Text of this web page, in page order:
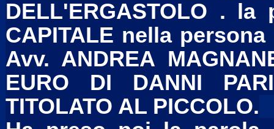
DELL'ERGASTOLO .
CAPITALE nella
Avv. ANDREA
EURO DI DANNI
TITOLATO AL PICCOLO.